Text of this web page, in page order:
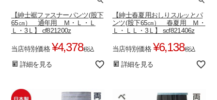
【紳士裾ファスナーパンツ(股下
65㎝） 通年用 Ｍ・Ｌ・Ｌ
Ｌ・3Ｌ】 cf821200z
当店特別価格 ¥4,378税込
詳細を見る
【紳士春夏用おしりスルッとパ
ンツ(股下65㎝） 春夏用 Ｍ・
Ｌ・ＬＬ・3Ｌ】 scf821406z
当店特別価格 ¥6,138税込
詳細を見る